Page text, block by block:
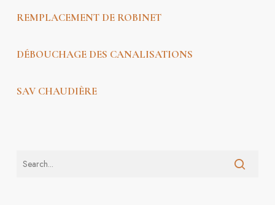
REMPLACEMENT DE ROBINET
DÉBOUCHAGE DES CANALISATIONS
SAV CHAUDIÈRE